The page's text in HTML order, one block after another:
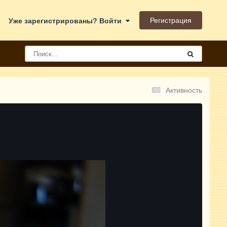
Уже зарегистрированы? Войти Регистрация
Активность